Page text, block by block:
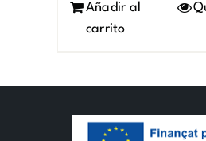
Añadir al
carrito